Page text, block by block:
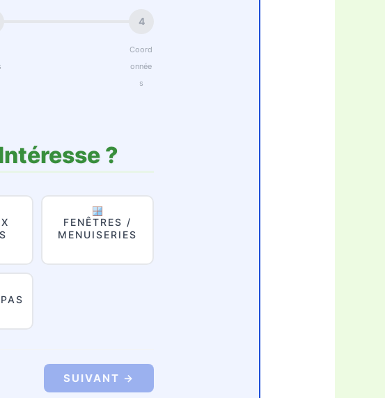
4
Coord
onnée
s
?
FENÊTRES /
MENUISERIES
SUIVANT →